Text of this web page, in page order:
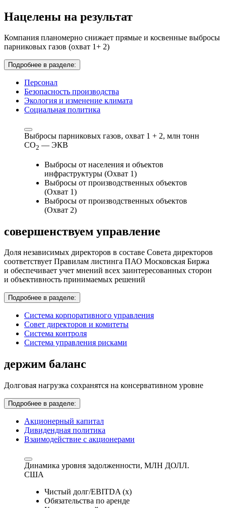
Нацелены на результат
Компания планомерно снижает прямые и косвенные выбросы
парниковых газов (охват 1+ 2)
Подробнее в разделе:
Персонал
Безопасность производства
Экология и изменение климата
Социальная политика
Выбросы парниковых газов, охват 1 + 2, млн тонн
СО2 — ЭКВ
Выбросы от населения и объектов
инфраструктуры (Охват 1)
Выбросы от производственных объектов
(Охват 1)
Выбросы от производственных объектов
(Охват 2)
совершенствуем управление
Доля независимых директоров в составе Совета директоров
соответствует Правилам листинга ПАО Московская Биржа
и обеспечивает учет мнений всех заинтересованных сторон
и объективность принимаемых решений
Подробнее в разделе:
Система корпоративного управления
Совет директоров и комитеты
Система контроля
Система управления рисками
держим баланс
Долговая нагрузка сохранятся на консервативном уровне
Подробнее в разделе:
Акционерный капитал
Дивидендная политика
Взаимодействие с акционерами
Динамика уровня задолженности, МЛН ДОЛЛ.
США
Чистый долг/EBITDA (x)
Обязательства по аренде